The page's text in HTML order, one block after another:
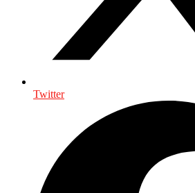
Twitter